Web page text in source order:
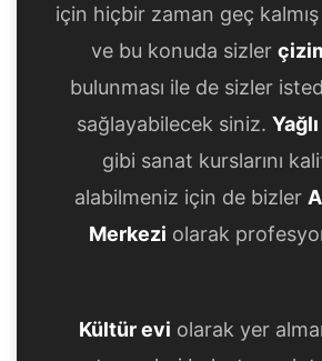
için hiçbir zaman geç kalmış
ve bu konuda sizler
bulunması ile de sizler
sağlayabilecek siniz.
gibi sanat kurslarını
alabilmeniz için de bizler
Merkezi olarak
Kültür evi olarak yer